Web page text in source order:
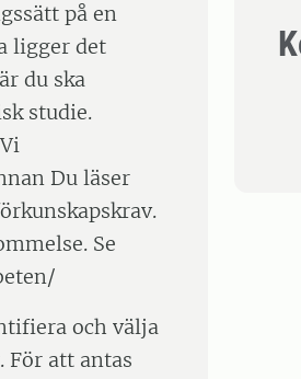
på en
ligger det
du ska
studie.
Du läser
Se
och välja
För att antas